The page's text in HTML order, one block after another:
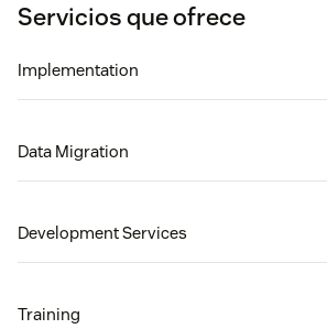
Servicios que ofrece
Implementation
Data Migration
Development Services
Training